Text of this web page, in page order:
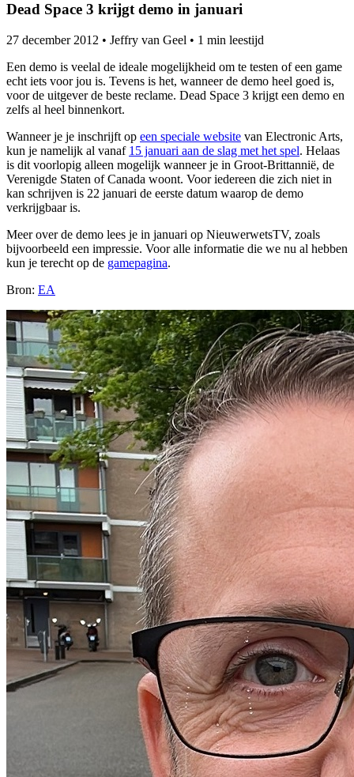
Dead Space 3 krijgt demo in januari
27 december 2012 • Jeffry van Geel • 1 min leestijd
Een demo is veelal de ideale mogelijkheid om te testen of een game
echt iets voor jou is. Tevens is het, wanneer de demo heel goed is,
voor de uitgever de beste reclame. Dead Space 3 krijgt een demo en
zelfs al heel binnenkort.
Wanneer je je inschrijft op een speciale website van Electronic Arts,
kun je namelijk al vanaf 15 januari aan de slag met het spel. Helaas
is dit voorlopig alleen mogelijk wanneer je in Groot-Brittannië, de
Verenigde Staten of Canada woont. Voor iedereen die zich niet in
kan schrijven is 22 januari de eerste datum waarop de demo
verkrijgbaar is.
Meer over de demo lees je in januari op NieuwerwetsTV, zoals
bijvoorbeeld een impressie. Voor alle informatie die we nu al hebben
kun je terecht op de gamepagina.
Bron: EA